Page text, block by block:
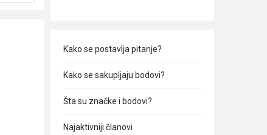
Kako se postavlja pitanje?
Kako se sakupljaju bodovi?
Šta su značke i bodovi?
Najaktivniji članovi